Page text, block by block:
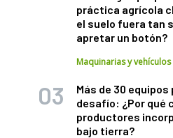
práctica agrícola
el suelo fuera tan
apretar un botón?
Maquinarias y vehículos
Más de 30
desafío: ¿Por qué
productores
bajo tierra?